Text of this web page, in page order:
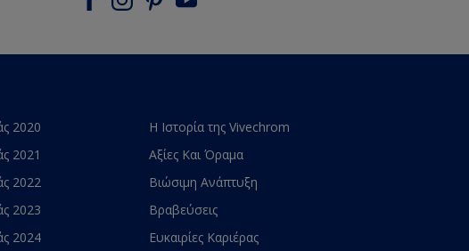
2020
2021
2022
2023
2024
Η Ιστορία της Vivechrom
Αξίες Και Όραμα
Βιώσιμη Ανάπτυξη
Βραβεύσεις
Ευκαιρίες Καριέρας